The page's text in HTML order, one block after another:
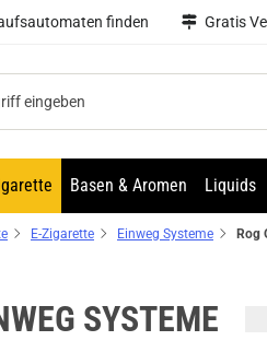
finden Gratis
Basen & Aromen Liquids
E-Zigarette Einweg Systeme Rog
SYSTEME